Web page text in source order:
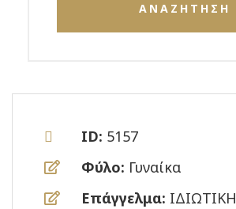
ΑΝΑΖΗΤΗΣΗ
ID: 5157
Φύλο: Γυναίκα
Επάγγελμα: ΙΔΙΩΤΙΚΗ